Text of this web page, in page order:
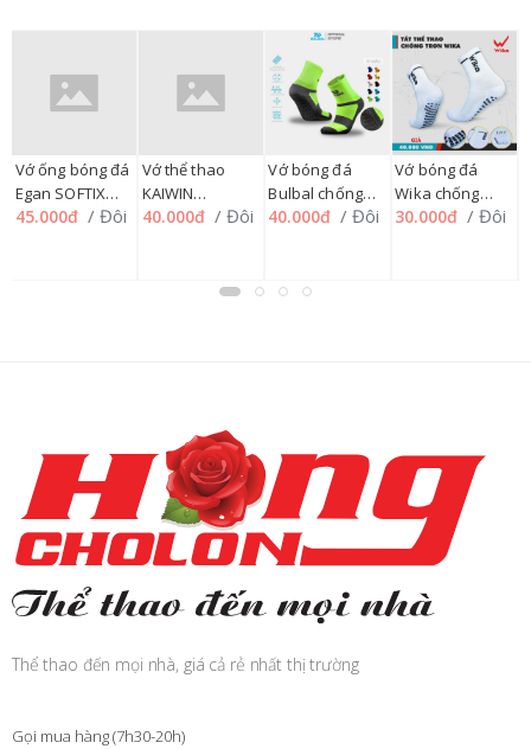
Vớ ống bóng đá
Egan SOFTIX
01CP (LỐ /10
45.000đ / Đôi
Vớ thể thao
KAIWIN
DIAMOND,
40.000đ / Đôi
Vớ bóng đá
Bulbal chống
trượt ngắn ANTI-
40.000đ / Đôi
Vớ bóng đá
Wika chống
trượt ngắn,
30.000đ / Đôi
Thể thao đến mọi nhà, giá cả rẻ nhất thị trường
Gọi mua hàng (7h30-20h)